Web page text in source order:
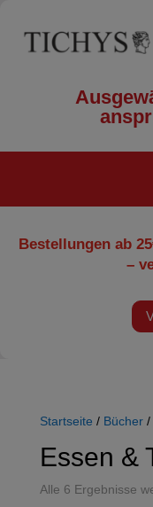
Bestellungen ab
–
Startseite / Bücher/
Essen &
Alle 6 Ergebnisse